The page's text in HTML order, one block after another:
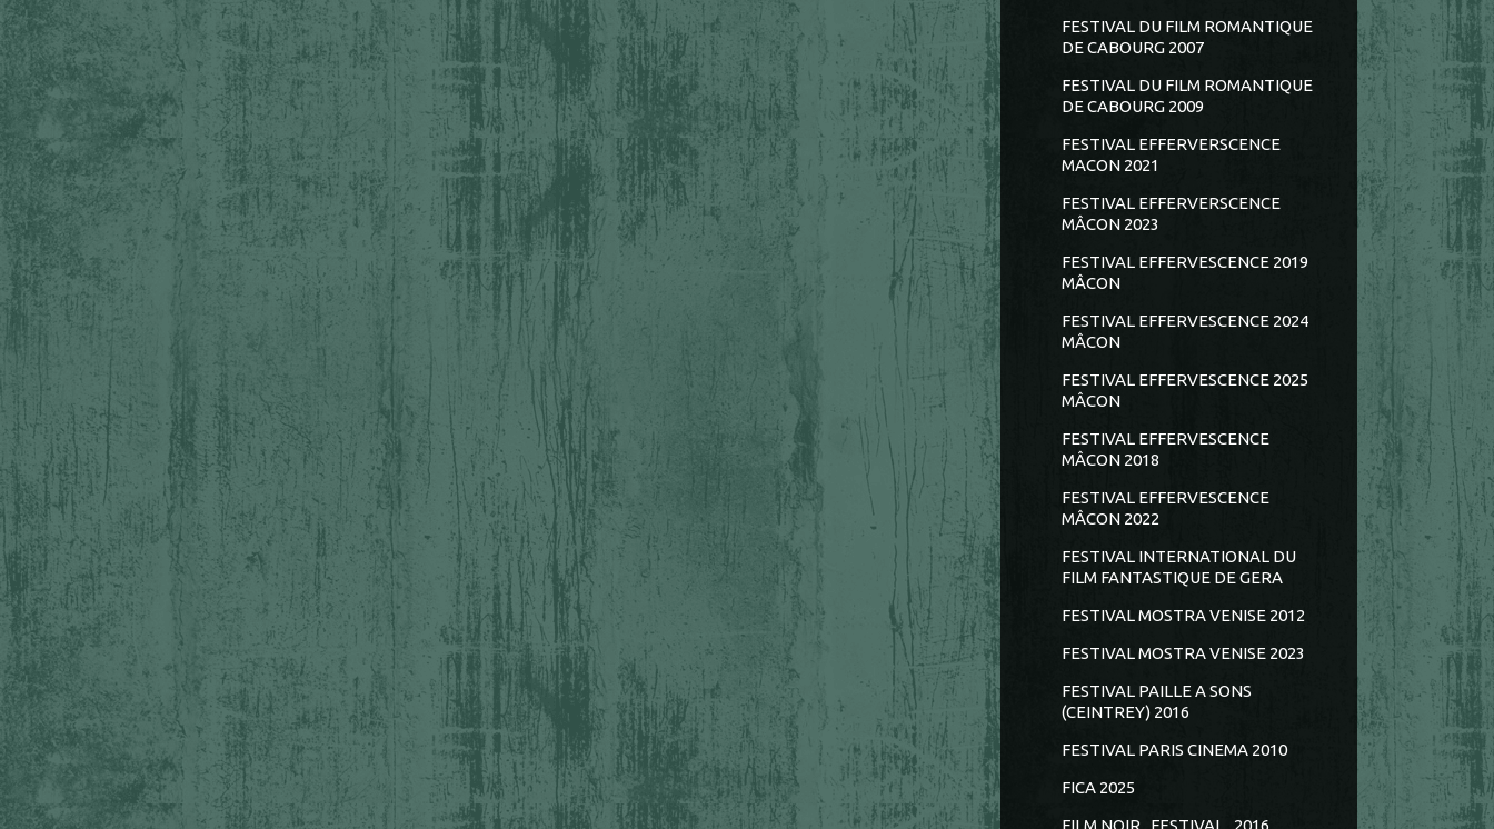
FESTIVAL DU FILM ROMANTIQUE
DE CABOURG 2007
FESTIVAL DU FILM ROMANTIQUE
DE CABOURG 2009
FESTIVAL EFFERVERSCENCE
MACON 2021
FESTIVAL EFFERVERSCENCE
MÂCON 2023
FESTIVAL EFFERVESCENCE 2019
MÂCON
FESTIVAL EFFERVESCENCE 2024
MÂCON
FESTIVAL EFFERVESCENCE 2025
MÂCON
FESTIVAL EFFERVESCENCE
MÂCON 2018
FESTIVAL EFFERVESCENCE
MÂCON 2022
FESTIVAL INTERNATIONAL DU
FILM FANTASTIQUE DE GERA
FESTIVAL MOSTRA VENISE 2012
FESTIVAL MOSTRA VENISE 2023
FESTIVAL PAILLE A SONS
(CEINTREY) 2016
FESTIVAL PARIS CINEMA 2010
FICA 2025